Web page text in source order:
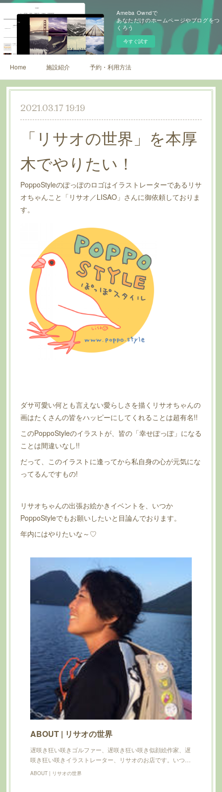
Ameba Owndで
あなただけのホームページやブログをつ
くろう
今すぐ試す
Home 施設紹介 予約・利用方法
2021.03.17 19:19
「リサオの世界」を本厚
木でやりたい！
PoppoStyleのぽっぽのロゴはイラストレーターであるリサ
オちゃんこと「リサオ／LISAO」さんに御依頼しておりま
す。
ダサ可愛い何とも言えない愛らしさを描くリサオちゃんの
画はたくさんの皆をハッピーにしてくれることは超有名!!
このPoppoStyleのイラストが、皆の「幸せぽっぽ」になる
ことは間違いなし!!
だって、このイラストに逢ってから私自身の心が元気にな
ってるんですもの!
リサオちゃんの出張お絵かきイベントを、いつか
PoppoStyleでもお願いしたいと目論んでおります。
年内にはやりたいな～♡
ABOUT | リサオの世界
遅咲き狂い咲きゴルファー、遅咲き狂い咲き似顔絵作家、遅
咲き狂い咲きイラストレーター、リサオのお店です。いつ…
ABOUT | リサオの世界